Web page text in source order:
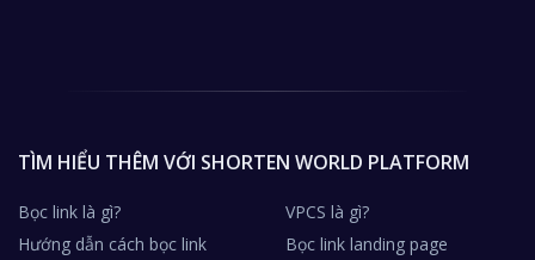
TÌM HIỂU THÊM VỚI SHORTEN WORLD PLATFORM
Bọc link là gì?
Hướng dẫn cách bọc link
VPCS là gì?
Bọc link landing page